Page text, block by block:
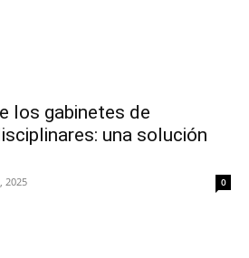
los gabinetes de
una solución
2025 0